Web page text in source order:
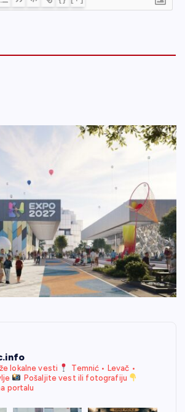
lokalne vesti
Temnić • Levač •
Pošaljite vest ili fotografiju
portalu